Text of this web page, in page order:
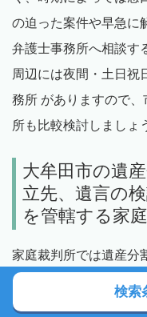
の迫った案件や早急に
弁護士事務所へ相談す
周辺には夜間・土日祝
務所 がありますので
所も比較検討しましょ
大牟田市の遺
立先、遺言の
を管轄する家
家庭裁判所では遺産分
検認などに対応してお
所大牟田支部が管轄し
検索